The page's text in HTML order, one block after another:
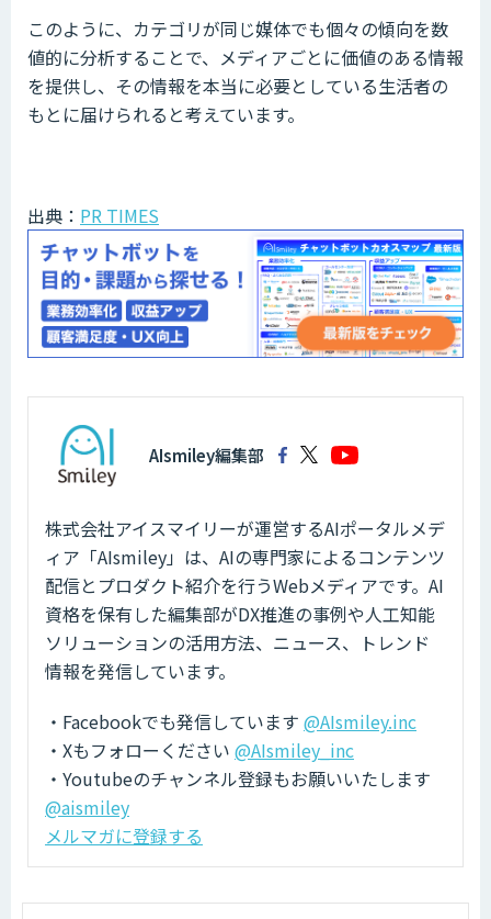
このように、カテゴリが同じ媒体でも個々の傾向を数
値的に分析することで、メディアごとに価値のある情報
を提供し、その情報を本当に必要としている生活者の
もとに届けられると考えています。
出典： PR TIMES
AIsmiley編集部
株式会社アイスマイリーが運営するAIポータルメデ
ィア「AIsmiley」は、AIの専門家によるコンテンツ
配信とプロダクト紹介を行うWebメディアです。AI
資格を保有した編集部がDX推進の事例や人工知能
ソリューションの活用方法、ニュース、トレンド
情報を発信しています。
・Facebookでも発信しています @AIsmiley.inc
・Xもフォローください @AIsmiley_inc
・Youtubeのチャンネル登録もお願いいたします
@aismiley
メルマガに登録する